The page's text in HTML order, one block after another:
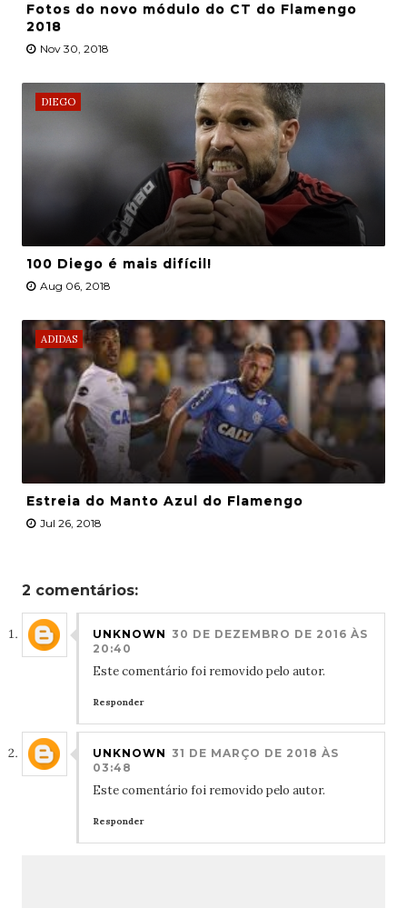
Fotos do novo módulo do CT do Flamengo
2018
Nov 30, 2018
DIEGO
100 Diego é mais difícil!
Aug 06, 2018
ADIDAS
Estreia do Manto Azul do Flamengo
Jul 26, 2018
2 comentários:
UNKNOWN 30 DE DEZEMBRO DE 2016 ÀS
20:40
Este comentário foi removido pelo autor.
Responder
UNKNOWN 31 DE MARÇO DE 2018 ÀS
03:48
Este comentário foi removido pelo autor.
Responder